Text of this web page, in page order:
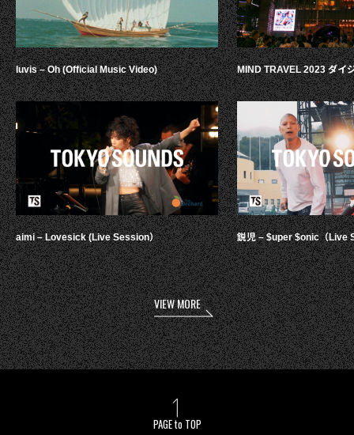
luvis – Oh (Official Music Video)
aimi – Lovesick (Live Session）
MIND TRAVEL 2023 ダイ
鋭児 – $uper $onic（Live
VIEW MORE
PAGE to TOP